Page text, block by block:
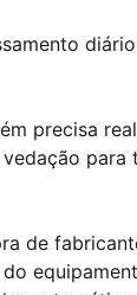
precisa
de